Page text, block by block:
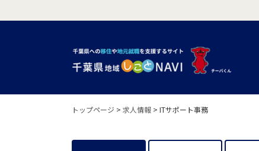
トップページ > 求人情報 > ITサポート事務